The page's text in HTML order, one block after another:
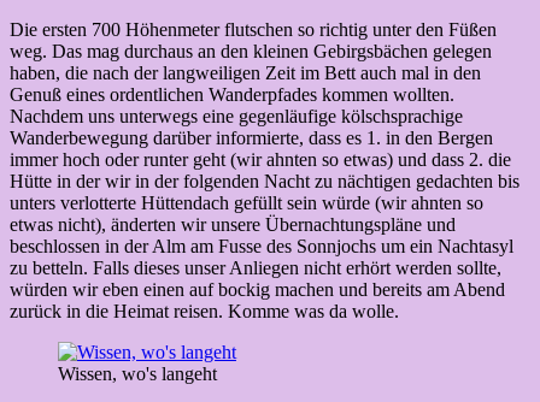
Die ersten 700 Höhenmeter flutschen so richtig unter den Füßen
weg. Das mag durchaus an den kleinen Gebirgsbächen gelegen
haben, die nach der langweiligen Zeit im Bett auch mal in den
Genuß eines ordentlichen Wanderpfades kommen wollten.
Nachdem uns unterwegs eine gegenläufige kölschsprachige
Wanderbewegung darüber informierte, dass es 1. in den Bergen
immer hoch oder runter geht (wir ahnten so etwas) und dass 2. die
Hütte in der wir in der folgenden Nacht zu nächtigen gedachten bis
unters verlotterte Hüttendach gefüllt sein würde (wir ahnten so
etwas nicht), änderten wir unsere Übernachtungspläne und
beschlossen in der Alm am Fusse des Sonnjochs um ein Nachtasyl
zu betteln. Falls dieses unser Anliegen nicht erhört werden sollte,
würden wir eben einen auf bockig machen und bereits am Abend
zurück in die Heimat reisen. Komme was da wolle.
Wissen, wo's langeht